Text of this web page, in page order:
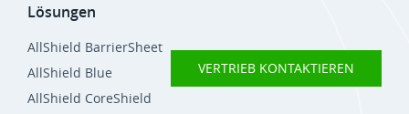
Lösungen
AllShield BarrierSheet
AllShield Blue
AllShield CoreShield
VERTRIEB KONTAKTIEREN